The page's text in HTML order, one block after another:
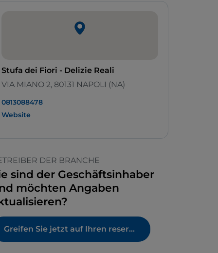
Stufa dei Fiori - Delizie Reali
VIA MIANO 2, 80131 NAPOLI (NA)
0813088478
Website
DER BRANCHE
sind der Geschäftsinhaber
möchten Angaben
Greifen Sie jetzt auf Ihren reservierten Bereich zu